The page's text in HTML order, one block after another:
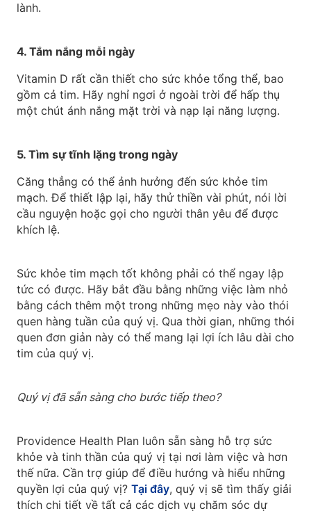
lành.
4. Tắm nắng mỗi ngày
Vitamin D rất cần thiết cho sức khỏe tổng thể, bao
gồm cả tim. Hãy nghỉ ngơi ở ngoài trời để hấp thụ
một chút ánh nắng mặt trời và nạp lại năng lượng.
5. Tìm sự tĩnh lặng trong ngày
Căng thẳng có thể ảnh hưởng đến sức khỏe tim
mạch. Để thiết lập lại, hãy thử thiền vài phút, nói lời
cầu nguyện hoặc gọi cho người thân yêu để được
khích lệ.
Sức khỏe tim mạch tốt không phải có thể ngay lập
tức có được. Hãy bắt đầu bằng những việc làm nhỏ
bằng cách thêm một trong những mẹo này vào thói
quen hàng tuần của quý vị. Qua thời gian, những thói
quen đơn giản này có thể mang lại lợi ích lâu dài cho
tim của quý vị.
Quý vị đã sẵn sàng cho bước tiếp theo?
Providence Health Plan luôn sẵn sàng hỗ trợ sức
khỏe và tinh thần của quý vị tại nơi làm việc và hơn
thế nữa. Cần trợ giúp để điều hướng và hiểu những
quyền lợi của quý vị? Tại đây, quý vị sẽ tìm thấy giải
thích chi tiết về tất cả các dịch vụ chăm sóc dự